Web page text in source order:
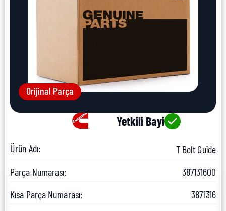
Orijinal Parça
Yetkili Bayi
Ürün Adı:
T Bolt Guide
Parça Numarası:
387131600
Kısa Parça Numarası:
3871316